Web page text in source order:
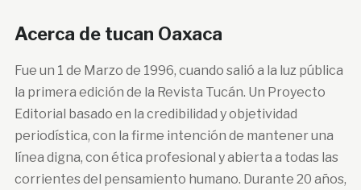
Acerca de tucan Oaxaca
Fue un 1 de Marzo de 1996, cuando salió a la luz pública
la primera edición de la Revista Tucán. Un Proyecto
Editorial basado en la credibilidad y objetividad
periodística, con la firme intención de mantener una
línea digna, con ética profesional y abierta a todas las
corrientes del pensamiento humano. Durante 20 años,